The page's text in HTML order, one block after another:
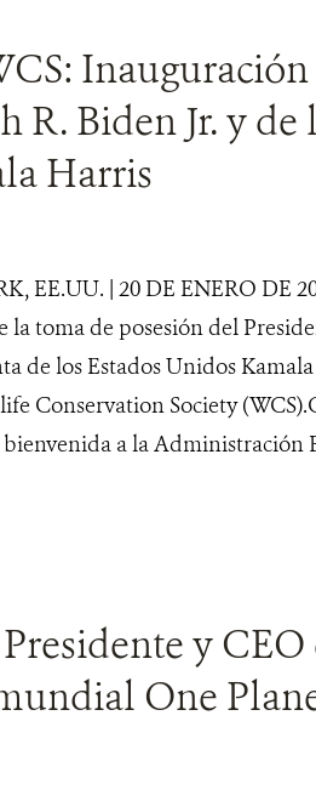
R. Biden Jr. y
Harris
EE.UU. | 20 DE ENERO DE
toma de posesión del
de los Estados Unidos
Conservation Society
a la Administración
y
One